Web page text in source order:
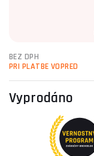
BEZ DPH
PRI PLATBE VOPRED
Vyprodáno